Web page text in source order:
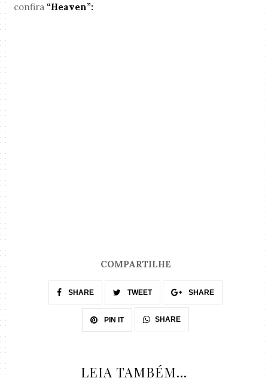
confira “Heaven”:
COMPARTILHE
SHARE TWEET SHARE
PIN IT SHARE
LEIA TAMBÉM...